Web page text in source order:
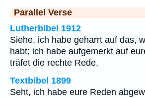
Parallel Verse
Lutherbibel 1912
Siehe, ich habe geharrt auf das,
habt; ich habe aufgemerkt auf
träfet die rechte Rede,
Textbibel 1899
Seht, ich habe eure Reden